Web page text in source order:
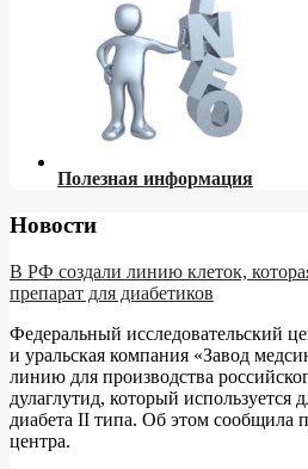
Полезная информация
Новости
В РФ создали линию клеток,
препарат для диабетиков
Федеральный исследовательский
и уральская компания «Завод
линию для производства
дулаглутид, который используется
диабета II типа. Об этом сообщила
центра.